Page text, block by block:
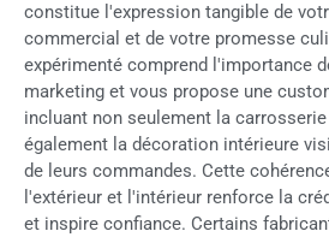
constitue l'expression tangible de
commercial et de votre promesse
expérimenté comprend l'importance
marketing et vous propose une
incluant non seulement la
également la décoration intérieure
de leurs commandes. Cette
l'extérieur et l'intérieur renforce la
et inspire confiance. Certains